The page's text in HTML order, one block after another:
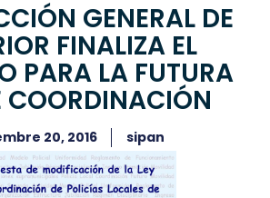
GENERAL DE
FINALIZA EL
PARA LA FUTURA
COORDINACIÓN
20, 2016 sipan